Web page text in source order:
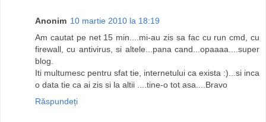
Anonim 10 martie 2010 la 18:19
Am cautat pe net 15 min....mi-au zis sa fac cu run cmd, cu
firewall, cu antivirus, si altele...pana cand...opaaaa....super
blog.
Iti multumesc pentru sfat tie, internetului ca exista :)...si inca
o data tie ca ai zis si la altii ....tine-o tot asa....Bravo
Răspundeți